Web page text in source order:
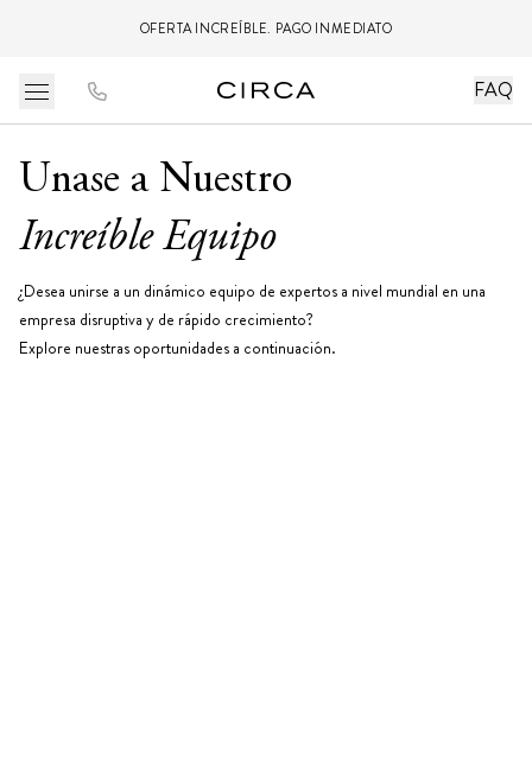
OFERTA INCREÍBLE. PAGO INMEDIATO
FAQ
Unase a Nuestro
Increíble Equipo
¿Desea unirse a un dinámico equipo de expertos a nivel mundial en una
empresa disruptiva y de rápido crecimiento?
Explore nuestras oportunidades a continuación.